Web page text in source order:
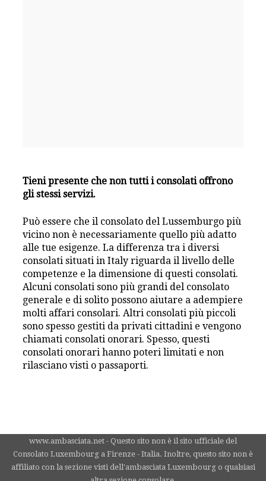
Tieni presente che non tutti i consolati offrono
gli stessi servizi.
Può essere che il consolato del Lussemburgo più
vicino non è necessariamente quello più adatto
alle tue esigenze. La differenza tra i diversi
consolati situati in Italy riguarda il livello delle
competenze e la dimensione di questi consolati.
Alcuni consolati sono più grandi del consolato
generale e di solito possono aiutare a adempiere
molti affari consolari. Altri consolati più piccoli
sono spesso gestiti da privati cittadini e vengono
chiamati consolati onorari. Spesso, questi
consolati onorari hanno poteri limitati e non
rilasciano visti o passaporti.
www.ambasciata.net - Questo sito non è il sito ufficiale del
Consolato Luxembourg a Firenze - Italia. Inoltre, questo sito non è
affiliato con la sezione visti dell'ambasciata Luxembourg o qualsiasi